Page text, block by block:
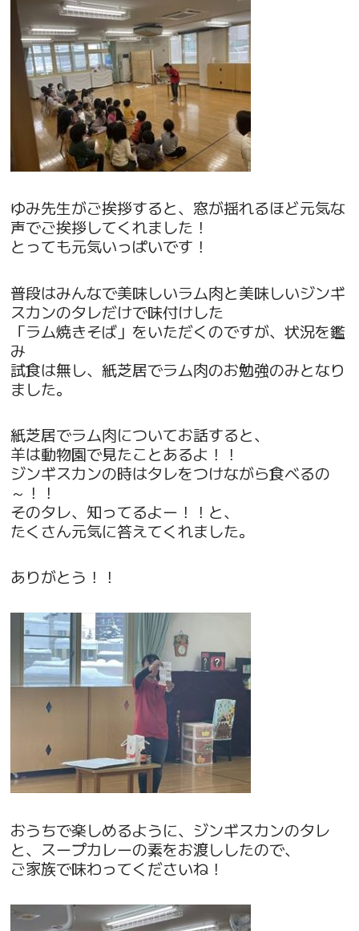
ゆみ先生がご挨拶すると、窓が揺れるほど元気な
声でご挨拶してくれました！
とっても元気いっぱいです！
普段はみんなで美味しいラム肉と美味しいジンギ
スカンのタレだけで味付けした
「ラム焼きそば」をいただくのですが、状況を鑑
み
試食は無し、紙芝居でラム肉のお勉強のみとなり
ました。
紙芝居でラム肉についてお話すると、
羊は動物園で見たことあるよ！！
ジンギスカンの時はタレをつけながら食べるの
～！！
そのタレ、知ってるよー！！と、
たくさん元気に答えてくれました。
ありがとう！！
おうちで楽しめるように、ジンギスカンのタレ
と、スープカレーの素をお渡ししたので、
ご家族で味わってくださいね！